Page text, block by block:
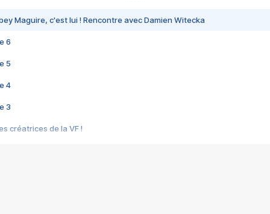
Maguire, c'est lui ! Rencontre avec Damien Witecka
6
5
4
3
créatrices de la VF !